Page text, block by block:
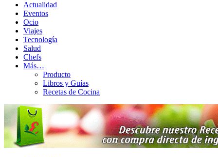
Actualidad
Eventos
Ocio
Viajes
Tecnología
Salud
Chefs
Más…
Producto
Libros y Guías
Recetas de Cocina